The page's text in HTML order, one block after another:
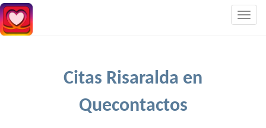
Citas Risaralda en
Quecontactos